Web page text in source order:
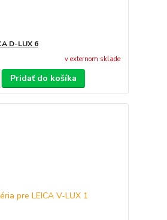
D-LUX 6
v externom sklade
Pridať do košíka